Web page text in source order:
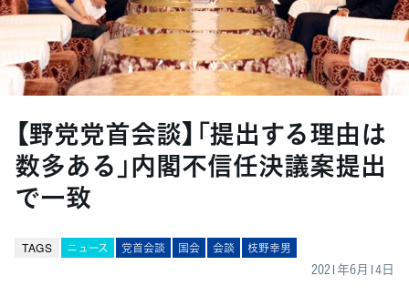
【野党党首会談】「提出する理由は
数多ある」内閣不信任決議案提出
で一致
TAGS ニュース 党首会談 国会 会談 枝野幸男
2021年6月14日